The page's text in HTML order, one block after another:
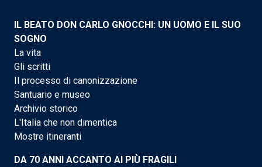
IL BEATO DON CARLO GNOCCHI: UN UOMO E IL SUO
SOGNO
La vita
Gli scritti
Il processo di canonizzazione
Santuario e museo
Archivio storico
L'Italia che non dimentica
Mostre itineranti
DA 70 ANNI ACCANTO AI PIÙ FRAGILI